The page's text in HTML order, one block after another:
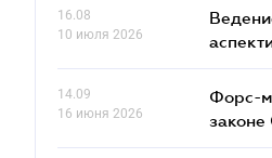
16.08
10 июля 2026
14.09
16 июня 2026
Форс-